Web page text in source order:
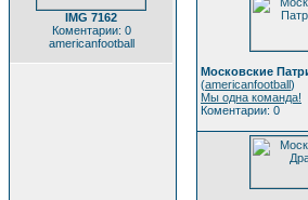
IMG 7162
Коментарии: 0
americanfootball
Московские
(americanfootball)
Мы одна команда!
Коментарии: 0